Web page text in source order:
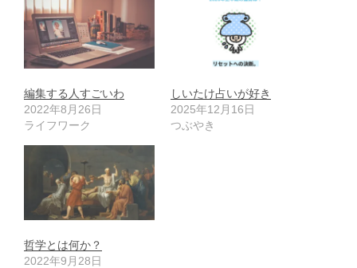
編集する人すごいわ
2022年8月26日
ライフワーク
しいたけ占いが好き
2025年12月16日
つぶやき
哲学とは何か？
2022年9月28日